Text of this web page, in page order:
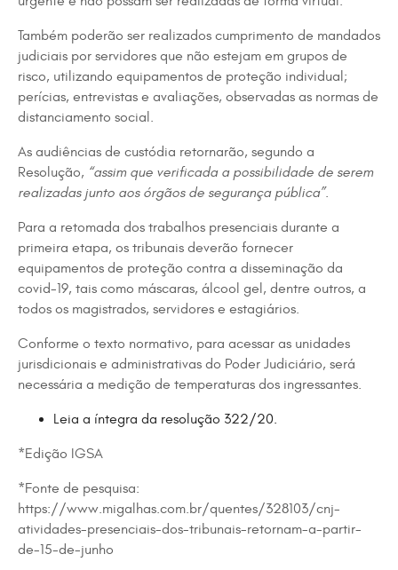
Também poderão ser realizados cumprimento de mandados
judiciais por servidores que não estejam em grupos de
risco, utilizando equipamentos de proteção individual;
perícias, entrevistas e avaliações, observadas as normas de
distanciamento social.
As audiências de custódia retornarão, segundo a
Resolução, “assim que verificada a possibilidade de serem
realizadas junto aos órgãos de segurança pública”.
Para a retomada dos trabalhos presenciais durante a
primeira etapa, os tribunais deverão fornecer
equipamentos de proteção contra a disseminação da
covid-19, tais como máscaras, álcool gel, dentre outros, a
todos os magistrados, servidores e estagiários.
Conforme o texto normativo, para acessar as unidades
jurisdicionais e administrativas do Poder Judiciário, será
necessária a medição de temperaturas dos ingressantes.
Leia a íntegra da resolução 322/20.
*Edição IGSA
*Fonte de pesquisa:
https://www.migalhas.com.br/quentes/328103/cnj-
atividades-presenciais-dos-tribunais-retornam-a-partir-
de-15-de-junho